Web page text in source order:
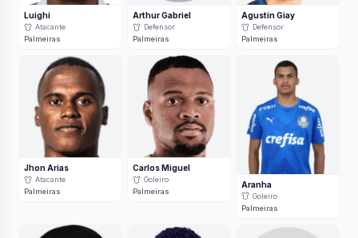
Luighi
Atacante
Palmeiras
Arthur Gabriel
Defensor
Palmeiras
Agustín Giay
Defensor
Palmeiras
Jhon Arias
Atacante
Palmeiras
Carlos Miguel
Goleiro
Palmeiras
Aranha
Goleiro
Palmeiras